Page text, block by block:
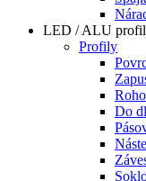
LED / ALU
Profily
Do